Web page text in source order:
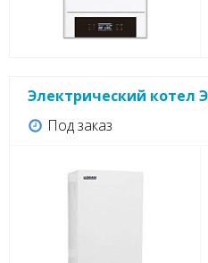
Под заказ
Электрический котел